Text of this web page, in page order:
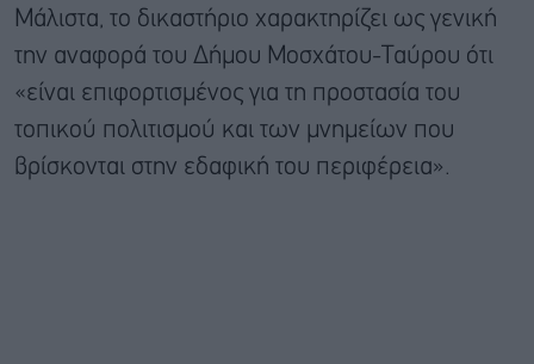
Μάλιστα, το δικαστήριο χαρακτηρίζει ως γενική
την αναφορά του Δήμου Μοσχάτου-Ταύρου ότι
«είναι επιφορτισμένος για τη προστασία του
τοπικού πολιτισμού και των μνημείων που
βρίσκονται στην εδαφική του περιφέρεια».